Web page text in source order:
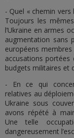
- Quel « chemin
Toujours les
l’Ukraine en armes
augmentation sans
européens membres
accusations portées
budgets militaires et
- En ce qui
relatives au
Ukraine sous
avons répété à
Une telle
dangereusement